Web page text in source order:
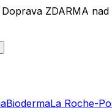
ZDARMA
BiodermaLa Roche-